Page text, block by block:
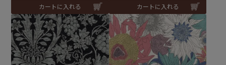
カートに入れる カートに入れる